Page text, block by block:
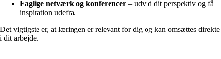
Faglige netværk og konferencer – udvid dit perspektiv og få
inspiration udefra.
Det vigtigste er, at læringen er relevant for dig og kan omsættes direkte
i dit arbejde.